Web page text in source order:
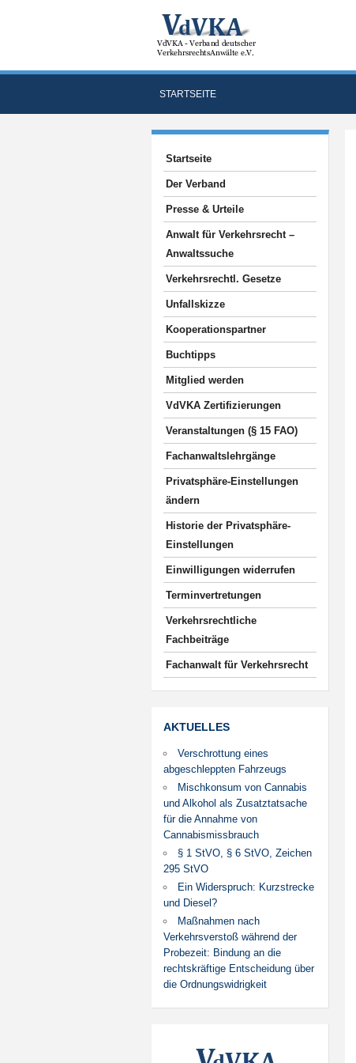
STARTSEITE
Startseite
Der Verband
Presse & Urteile
Anwalt für Verkehrsrecht –
Anwaltssuche
Verkehrsrechtl. Gesetze
Unfallskizze
Kooperationspartner
Buchtipps
Mitglied werden
VdVKA Zertifizierungen
Veranstaltungen (§ 15 FAO)
Fachanwaltslehrgänge
Privatsphäre-Einstellungen
ändern
Historie der Privatsphäre-
Einstellungen
Einwilligungen widerrufen
Terminvertretungen
Verkehrsrechtliche
Fachbeiträge
Fachanwalt für Verkehrsrecht
AKTUELLES
Verschrottung eines
abgeschleppten Fahrzeugs
Mischkonsum von Cannabis
und Alkohol als Zusatztatsache
für die Annahme von
Cannabismissbrauch
§ 1 StVO, § 6 StVO, Zeichen
295 StVO
Ein Widerspruch: Kurzstrecke
und Diesel?
Maßnahmen nach
Verkehrsverstoß während der
Probezeit: Bindung an die
rechtskräftige Entscheidung über
die Ordnungswidrigkeit